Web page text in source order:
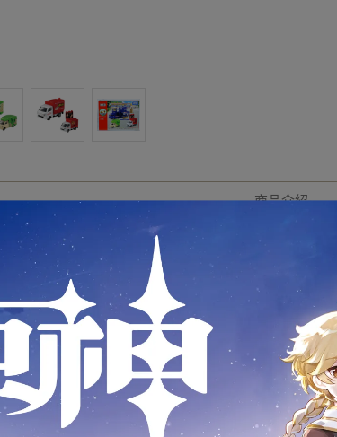
商品介紹
TAKARA TOMY
TOMICA
日式食
移動壽司車/哈蜜瓜麵包